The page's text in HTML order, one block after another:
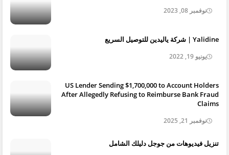
نوفمبر 08, 2023
Yalidine | شركة ياليدين للتوصيل السريع
يونيو 19, 2022
US Lender Sending $1,700,000 to Account Holders
After Allegedly Refusing to Reimburse Bank Fraud
Claims
نوفمبر 21, 2025
تنزيل فيديوهات من جوجل دليلك الشامل